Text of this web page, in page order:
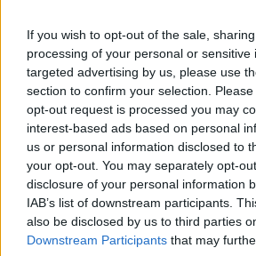
If you wish to opt-out of the sale,
processing of your personal or sensitive
targeted advertising by us, please use
section to confirm your selection.
opt-out request is processed you may
interest-based ads based on personal
us or personal information disclosed to
your opt-out. You may separately opt-
disclosure of your personal information
IAB’s list of downstream participants.
also be disclosed by us to third parties
Downstream Participants that may
Apple:
Δικαιοσύνη
φερόμενη
μυστικών
06/08/26|16:09
Γερμανική
περικοπές σε
Volkswagen,
04/08/26|15:23